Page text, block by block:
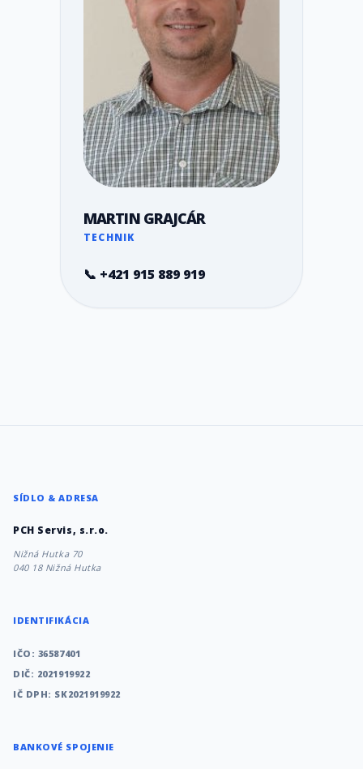
MARTIN GRAJCÁR
TECHNIK
📞 +421 915 889 919
SÍDLO & ADRESA
PCH Servis, s.r.o.
Nižná Hutka 70
040 18 Nižná Hutka
IDENTIFIKÁCIA
IČO: 36587401
DIČ: 2021919922
IČ DPH: SK2021919922
BANKOVÉ SPOJENIE